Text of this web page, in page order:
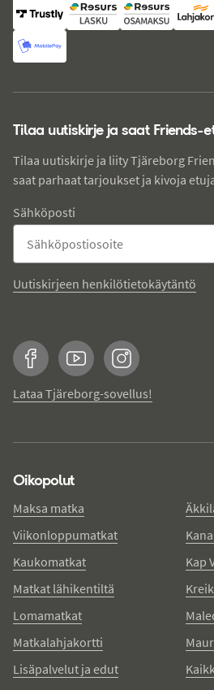
Tilaa uutiskirje ja saat Friends-
Tilaa uutiskirje ja liity Tjäreborg
saat parhaat tarjoukset ja kivoja
Sähköposti
Uutiskirjeen henkilötietokäytäntö
FacebookYouTubeInstagram
Lataa Tjäreborg-sovellus!
Oikopolut
Maksa matka
Viikonloppumatkat
Kaukomatkat
Matkat lähikentiltä
Lomamatkat
Matkalahjakortti
Lisäpalvelut ja edut
Kap